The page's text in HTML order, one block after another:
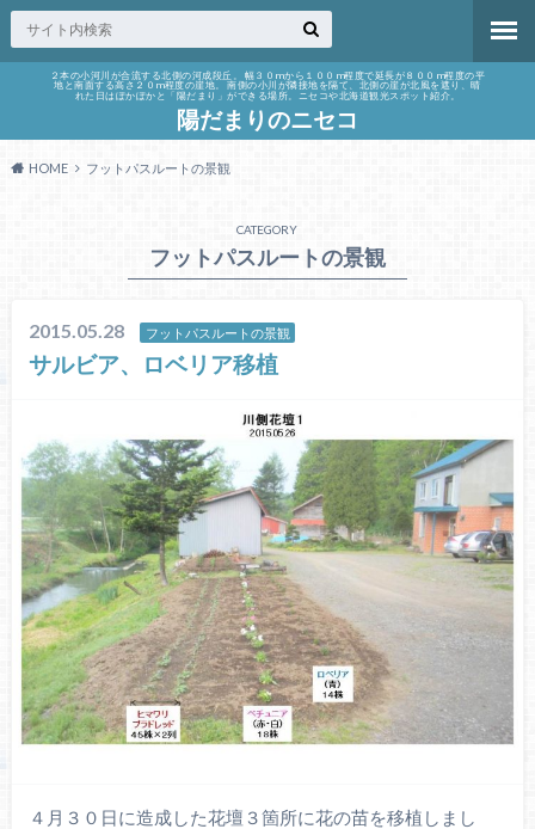
２本の小河川が合流する北側の河成段丘。 幅３０mから１００m程度で延長が８００m程度の平
地と南面する高さ２０m程度の崖地。 南側の小川が隣接地を隔て、北側の崖が北風を遮り、晴
れた日はぽかぽかと「陽だまり」ができる場所。ニセコや北海道観光スポット紹介。
陽だまりのニセコ
HOME フットパスルートの景観
CATEGORY
フットパスルートの景観
2015.05.28 フットパスルートの景観
サルビア、ロベリア移植
４月３０日に造成した花壇３箇所に花の苗を移植しまし